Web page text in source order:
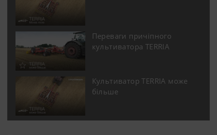
Переваги причіпного
культиватора TERRIA
Культиватор TERRIA може
більше